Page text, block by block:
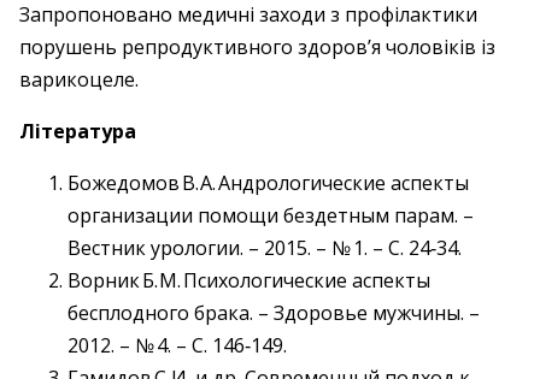
Запропоновано медичні заходи з профілактики
порушень репродуктивного здоров’я чоловіків із
варикоцеле.
Література
Божедомов В. А. Андрологические аспекты
организации помощи бездетным парам. –
Вестник урологии. – 2015. – № 1. – С. 24‑34.
Ворник Б. М. Психологические аспекты
бесплодного брака. – Здоровье мужчины. –
2012. – № 4. – С. 146‑149.